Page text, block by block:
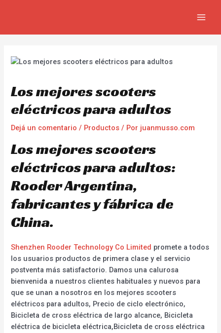
Los mejores scooters
eléctricos para adultos
Dejá un comentario / Productos / Por juanmusso.com
Los mejores scooters
eléctricos para adultos:
Rooder Argentina,
fabricantes y fábrica de
China.
Shenzhen Rooder Technology Co Limited promete a todos
los usuarios productos de primera clase y el servicio
postventa más satisfactorio. Damos una calurosa
bienvenida a nuestros clientes habituales y nuevos para
que se unan a nosotros en los mejores scooters
eléctricos para adultos, Precio de ciclo electrónico,
Bicicleta de cross eléctrica de largo alcance, Bicicleta
eléctrica de bicicleta eléctrica,Bicicleta de cross eléctrica